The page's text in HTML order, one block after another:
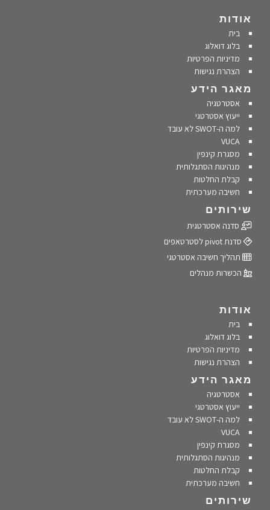
אודות
בית
בלוג דואלוג
מדיניות הפרטיות
הצהרת נגישות
מאגר הידע
אסטרטגיה
ייעוץ אסטרטגי
למה ה-SWOT לא עובד
VUCA
מסגרת קינפין
מנהיגות הסתגלותית
קבלת החלטות
חשיבה מערכתית
שירותים
סדנה אסטרטגית
סדנת pivot לסטרטאפים
תהליך חשיבה אסטרטגי
הכשרות מנהלים
אודות
בית
בלוג דואלוג
מדיניות הפרטיות
הצהרת נגישות
מאגר הידע
אסטרטגיה
ייעוץ אסטרטגי
למה ה-SWOT לא עובד
VUCA
מסגרת קינפין
מנהיגות הסתגלותית
קבלת החלטות
חשיבה מערכתית
שירותים